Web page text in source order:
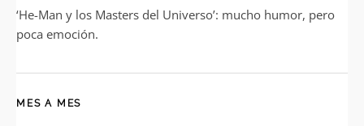
‘He-Man y los Masters del Universo’: mucho humor, pero
poca emoción.
MES A MES